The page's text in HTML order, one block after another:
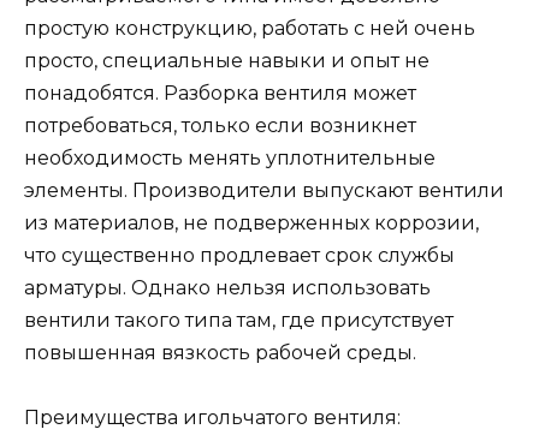
простую конструкцию, работать с ней очень
просто, специальные навыки и опыт не
понадобятся. Разборка вентиля может
потребоваться, только если возникнет
необходимость менять уплотнительные
элементы. Производители выпускают вентили
из материалов, не подверженных коррозии,
что существенно продлевает срок службы
арматуры. Однако нельзя использовать
вентили такого типа там, где присутствует
повышенная вязкость рабочей среды.
Преимущества игольчатого вентиля: